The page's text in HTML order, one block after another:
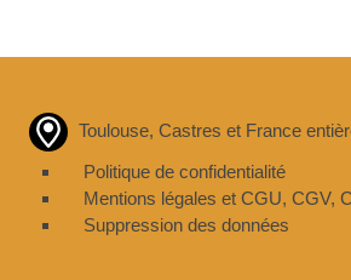
Toulouse, Castres et France
Politique de confidentialité
Mentions légales et CGU, CGV,
Suppression des données